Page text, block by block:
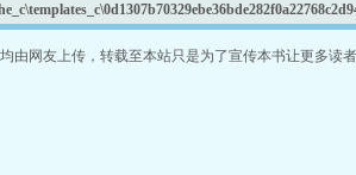
由网友上传，转载至本站只是为了宣传本书让更多读者